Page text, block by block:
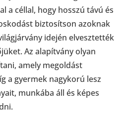
a céllal, hogy hosszú távú és
biztosítson azoknak
idején elvesztették
Az alapítvány olyan
amely megoldást
a gyermek nagykorú lesz
munkába áll és képes